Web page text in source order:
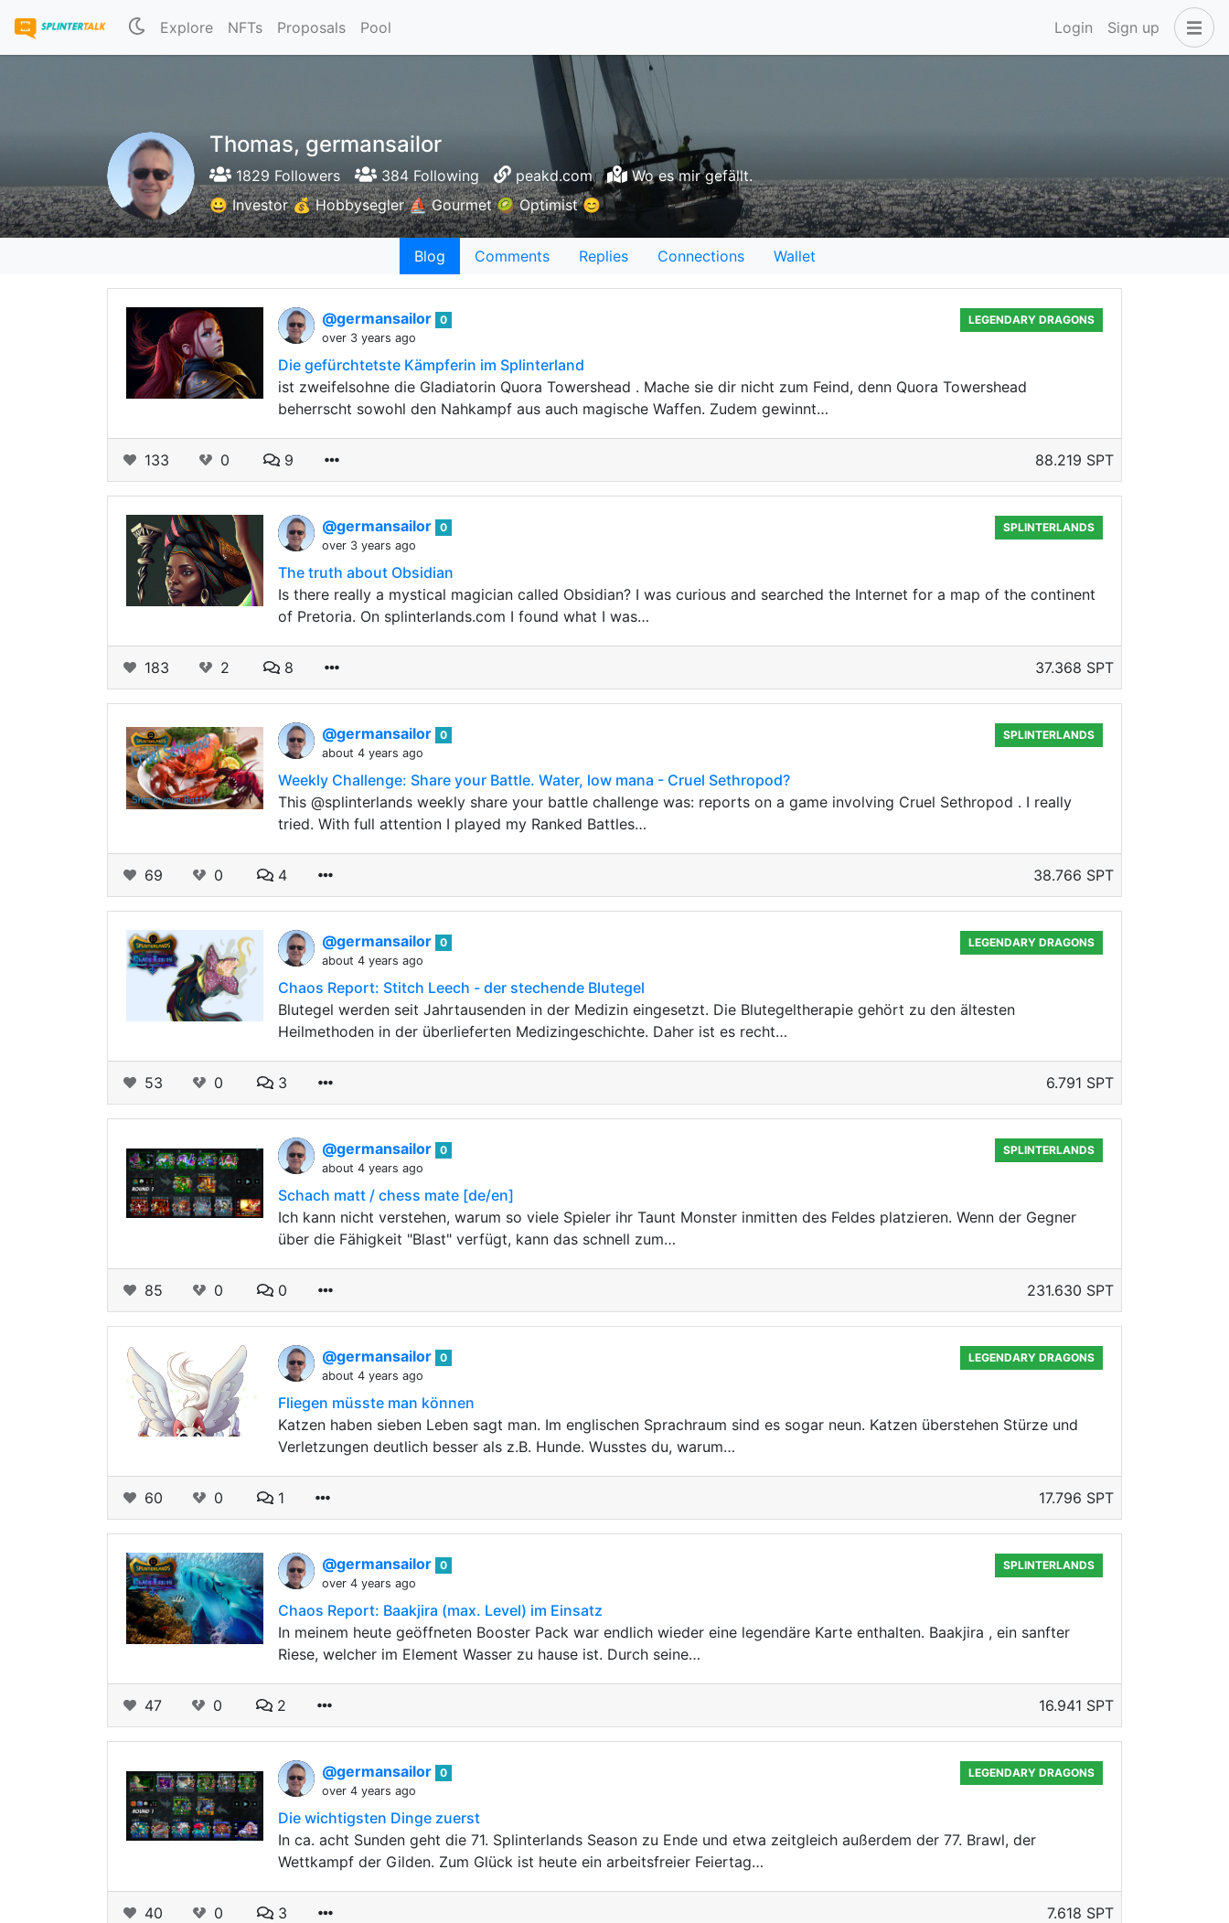
Explore NFTs Proposals Pool Login Sign up
Thomas, germansailor
1829 Followers 384 Following peakd.com
Wo es mir gefällt.
😀 Investor 💰 Hobbysegler ⛵️ Gourmet 🥝 Optimist 😊
Blog Comments Replies Connections Wallet
@germansailor 0
over 3 years ago
LEGENDARY DRAGONS
Die gefürchtetste Kämpferin im Splinterland
ist zweifelsohne die Gladiatorin Quora Towershead . Mache sie dir nicht zum Feind, denn Quora Towershead
beherrscht sowohl den Nahkampf aus auch magische Waffen. Zudem gewinnt…
133 0 9 88.219 SPT
@germansailor 0
over 3 years ago
SPLINTERLANDS
The truth about Obsidian
Is there really a mystical magician called Obsidian? I was curious and searched the Internet for a map of the continent
of Pretoria. On splinterlands.com I found what I was…
183 2 8 37.368 SPT
@germansailor 0
about 4 years ago
SPLINTERLANDS
Weekly Challenge: Share your Battle. Water, low mana - Cruel Sethropod?
This @splinterlands weekly share your battle challenge was: reports on a game involving Cruel Sethropod . I really
tried. With full attention I played my Ranked Battles…
69 0 4 38.766 SPT
@germansailor 0
about 4 years ago
LEGENDARY DRAGONS
Chaos Report: Stitch Leech - der stechende Blutegel
Blutegel werden seit Jahrtausenden in der Medizin eingesetzt. Die Blutegeltherapie gehört zu den ältesten
Heilmethoden in der überlieferten Medizingeschichte. Daher ist es recht…
53 0 3 6.791 SPT
@germansailor 0
about 4 years ago
SPLINTERLANDS
Schach matt / chess mate [de/en]
Ich kann nicht verstehen, warum so viele Spieler ihr Taunt Monster inmitten des Feldes platzieren. Wenn der Gegner
über die Fähigkeit "Blast" verfügt, kann das schnell zum…
85 0 0 231.630 SPT
@germansailor 0
about 4 years ago
LEGENDARY DRAGONS
Fliegen müsste man können
Katzen haben sieben Leben sagt man. Im englischen Sprachraum sind es sogar neun. Katzen überstehen Stürze und
Verletzungen deutlich besser als z.B. Hunde. Wusstes du, warum…
60 0 1 17.796 SPT
@germansailor 0
over 4 years ago
SPLINTERLANDS
Chaos Report: Baakjira (max. Level) im Einsatz
In meinem heute geöffneten Booster Pack war endlich wieder eine legendäre Karte enthalten. Baakjira , ein sanfter
Riese, welcher im Element Wasser zu hause ist. Durch seine…
47 0 2 16.941 SPT
@germansailor 0
over 4 years ago
LEGENDARY DRAGONS
Die wichtigsten Dinge zuerst
In ca. acht Sunden geht die 71. Splinterlands Season zu Ende und etwa zeitgleich außerdem der 77. Brawl, der
Wettkampf der Gilden. Zum Glück ist heute ein arbeitsfreier Feiertag…
40 0 3 7.618 SPT